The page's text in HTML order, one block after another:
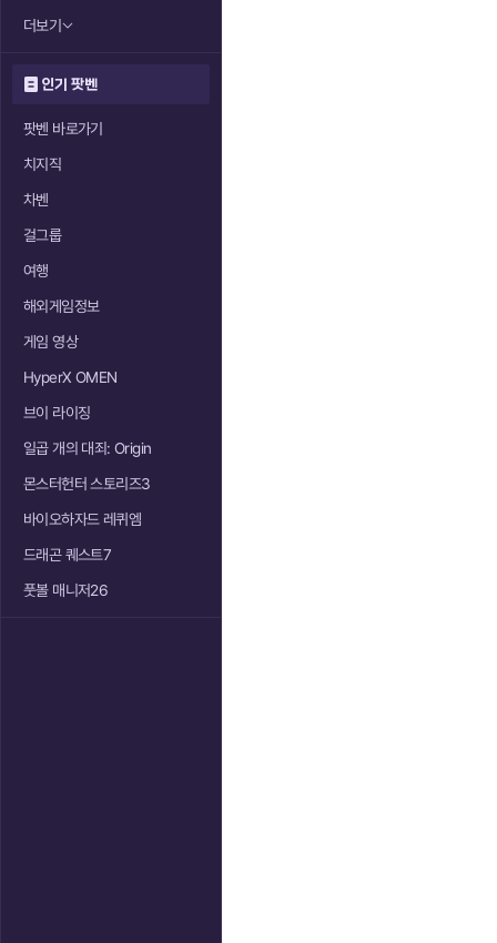
더보기
인기 팟벤
팟벤 바로가기
치지직
차벤
걸그룹
여행
해외게임정보
게임 영상
HyperX OMEN
브이 라이징
일곱 개의 대죄: Origin
몬스터헌터 스토리즈3
바이오하자드 레퀴엠
드래곤 퀘스트7
풋볼 매니저26